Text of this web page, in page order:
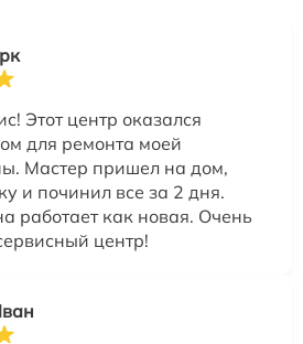
Этот центр оказался
для ремонта моей
Мастер пришел на дом,
и починил все за 2 дня.
работает как новая. Очень
центр!